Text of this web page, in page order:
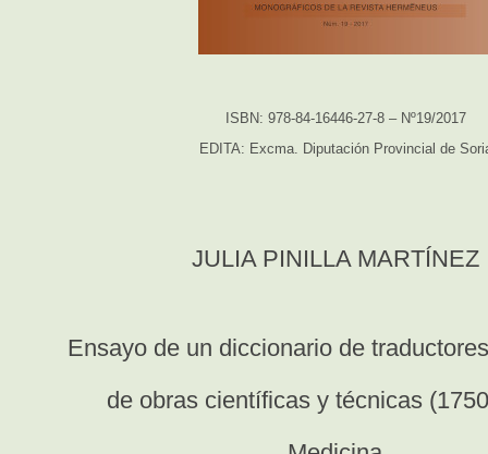
ISBN: 978-84-16446-27-8 – Nº19/2017
EDITA: Excma. Diputación Provincial de
JULIA PINILLA MARTÍNEZ
Ensayo de un diccionario de
de obras científicas y técnicas